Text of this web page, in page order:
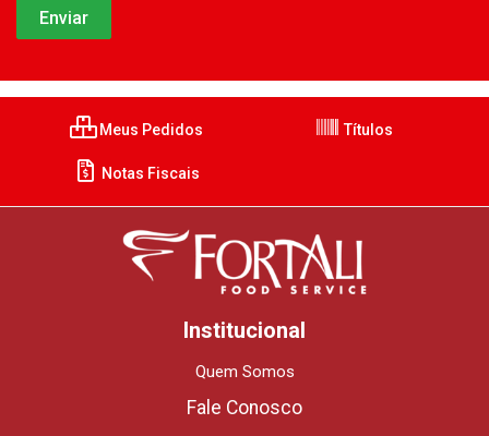
Meus Pedidos Títulos
Notas Fiscais
Institucional
Quem Somos
Fale Conosco